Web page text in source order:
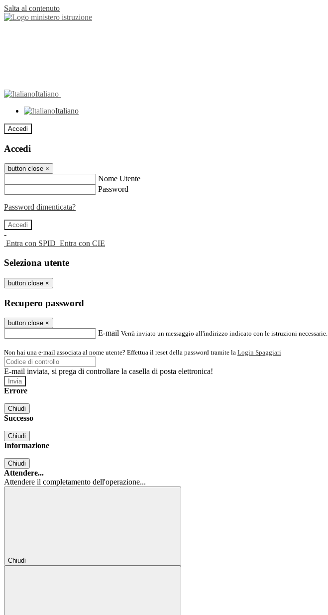
Salta al contenuto
Italiano
Italiano
Accedi
Accedi
button close ×
Nome Utente
Password
Password dimenticata?
-
Entra con SPID Entra con CIE
Seleziona utente
button close ×
Recupero password
button close ×
E-mail Verrà inviato un messaggio all'indirizzo indicato con le istruzioni necessarie.
Non hai una e-mail associata al nome utente? Effettua il reset della password tramite la Login Spaggiari
E-mail inviata, si prega di controllare la casella di posta elettronica!
Errore
Chiudi
Successo
Chiudi
Informazione
Chiudi
Attendere...
Attendere il completamento dell'operazione...
Chiudi